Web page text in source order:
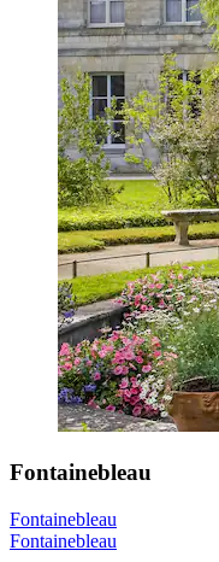
Fontainebleau
Fontainebleau
Fontainebleau